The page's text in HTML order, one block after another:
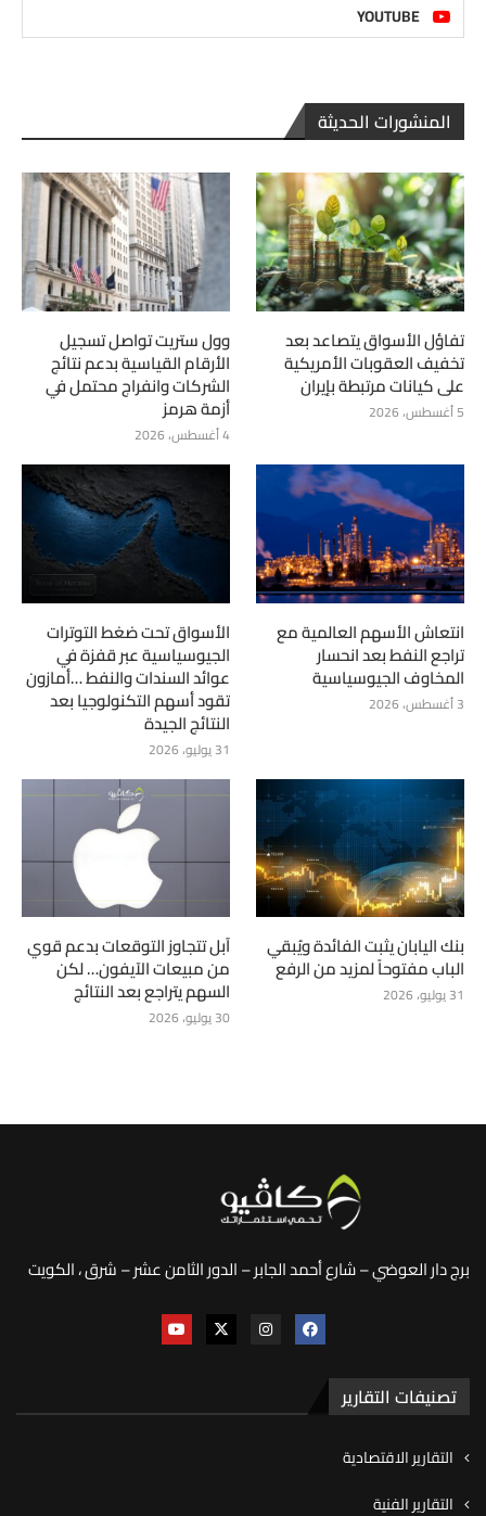
YOUTUBE
المنشورات الحديثة
تفاؤل الأسواق يتصاعد بعد
تخفيف العقوبات الأمريكية
على كيانات مرتبطة بإيران
5 أغسطس، 2026
وول ستريت تواصل تسجيل
الأرقام القياسية بدعم نتائج
الشركات وانفراج محتمل في
أزمة هرمز
4 أغسطس، 2026
انتعاش الأسهم العالمية مع
تراجع النفط بعد انحسار
المخاوف الجيوسياسية
3 أغسطس، 2026
الأسواق تحت ضغط التوترات
الجيوسياسية عبر قفزة في
عوائد السندات والنفط …أمازون
تقود أسهم التكنولوجيا بعد
النتائج الجيدة
31 يوليو، 2026
بنك اليابان يثبت الفائدة ويُبقي
الباب مفتوحاً لمزيد من الرفع
31 يوليو، 2026
آبل تتجاوز التوقعات بدعم قوي
من مبيعات الآيفون… لكن
السهم يتراجع بعد النتائج
30 يوليو، 2026
برج دار العوضي – شارع أحمد الجابر – الدور الثامن عشر – شرق ، الكويت
تصنيفات التقارير
التقارير الاقتصادية
التقارير الفنية